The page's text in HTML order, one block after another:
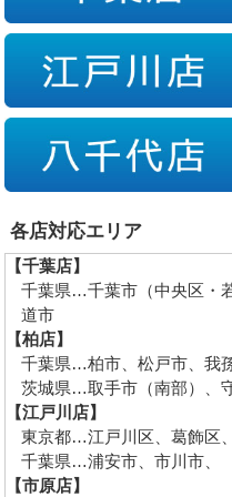
各店対応エリア
【千葉店】
千葉県…千葉市（中央区・
道市
【柏店】
千葉県…柏市、松戸市、我
茨城県…取手市（南部）、
【江戸川店】
東京都…江戸川区、葛飾区
千葉県…浦安市、市川市、
【市原店】